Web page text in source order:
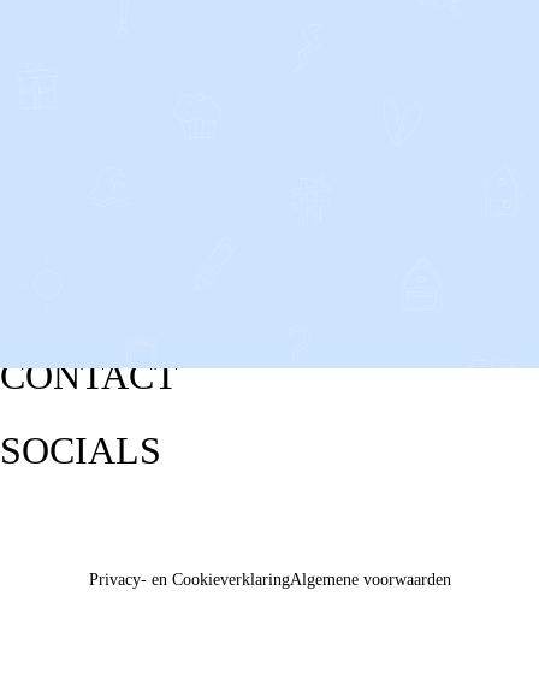
CONTACT
SOCIALS
Privacy- en CookieverklaringAlgemene voorwaarden